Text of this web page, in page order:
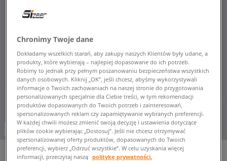
-10% za min. 350 zł kod: LUCK
Chronimy Twoje dane
Dokładamy wszelkich starań, aby zakupy naszych Klientów były udane, a
produkty, które wybierają – najlepiej dopasowane do ich potrzeb.
Robimy to jednak przy pełnym poszanowaniu bezpieczeństwa wszystkich
danych osobowych. Kliknij „OK”, jeśli chcesz, abyśmy wykorzystywali
informacje o Twoich zachowaniach na naszej stronie do przygotowania
personalizowanych specjalnie dla Ciebie treści, w tym rekomendacji
produktów dopasowanych do Twoich potrzeb i zainteresowań,
spersonalizowanych reklam czy zapamiętywanie wybranych preferencji.
W każdej chwili możesz zmienić swoją decyzję i ustawienia dotyczące
plików cookie wybierając „Dostosuj”. Jeśli nie chcesz otrzymywać
spersonalizowanej oferty produktów, dopasowanych do Twoich
preferencji, wybierz „Odrzuć wszystkie”. W celu uzyskania więcej
informacji, przeczytaj naszą politykę prywatności.